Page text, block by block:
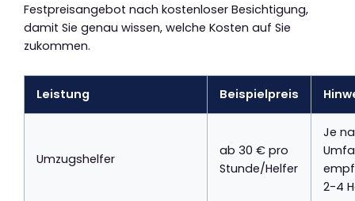
Festpreisangebot nach kostenloser Besichtigung,
damit Sie genau wissen, welche Kosten auf Sie
zukommen.
Leistung Beispielpreis
Umzugshelfer
ab 30 € pro
Stunde/Helfer
Je
2-4